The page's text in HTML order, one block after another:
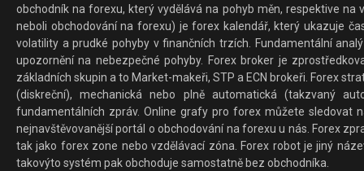
obchodník na forexu, který vydělává na pohyb měn, respektive
neboli obchodování na forexu) je forex kalendář, který ukazuje
volatility a prudké pohyby v finančních trzích. Fundamentální
upozornění na nebezpečné pohyby. Forex broker je
základních skupin a to Market-makeři, STP a ECN brokeři. Forex
(diskreční), mechanická nebo plně automatická (takzvaný
fundamentálních zpráv. Online grafy pro forex můžete sledovat
nejnavštěvovanější portál o obchodování na forexu u nás. Forex
tak jako forex zone nebo vzdělávací zóna. Forex robot je jiný
takovýto systém pak obchoduje samostatně bez obchodníka.